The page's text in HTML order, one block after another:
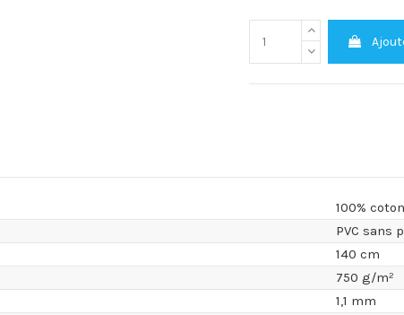
100% coton
PVC sans
140 cm
750 g/m²
1,1 mm